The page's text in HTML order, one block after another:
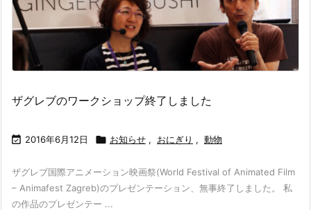
ザグレブのワークショップ終了しました
 2016年6月12日  お知らせ , おにぎり , 動物
ザグレブ国際アニメーション映画祭(World Festival of Animated Film
– Animafest Zagreb)のプレゼンテーション、無事終了しました。 私
の作品のプレゼンテー ...